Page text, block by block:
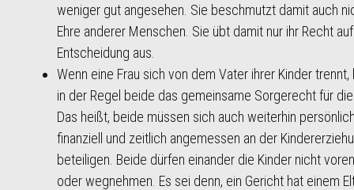
weniger gut angesehen. Sie beschmutzt damit auch
Ehre anderer Menschen. Sie übt damit nur ihr Recht
Entscheidung aus.
Wenn eine Frau sich von dem Vater ihrer Kinder trennt,
in der Regel beide das gemeinsame Sorgerecht für
Das heißt, beide müssen sich auch weiterhin
finanziell und zeitlich angemessen an der
beteiligen. Beide dürfen einander die Kinder nicht
oder wegnehmen. Es sei denn, ein Gericht hat einem